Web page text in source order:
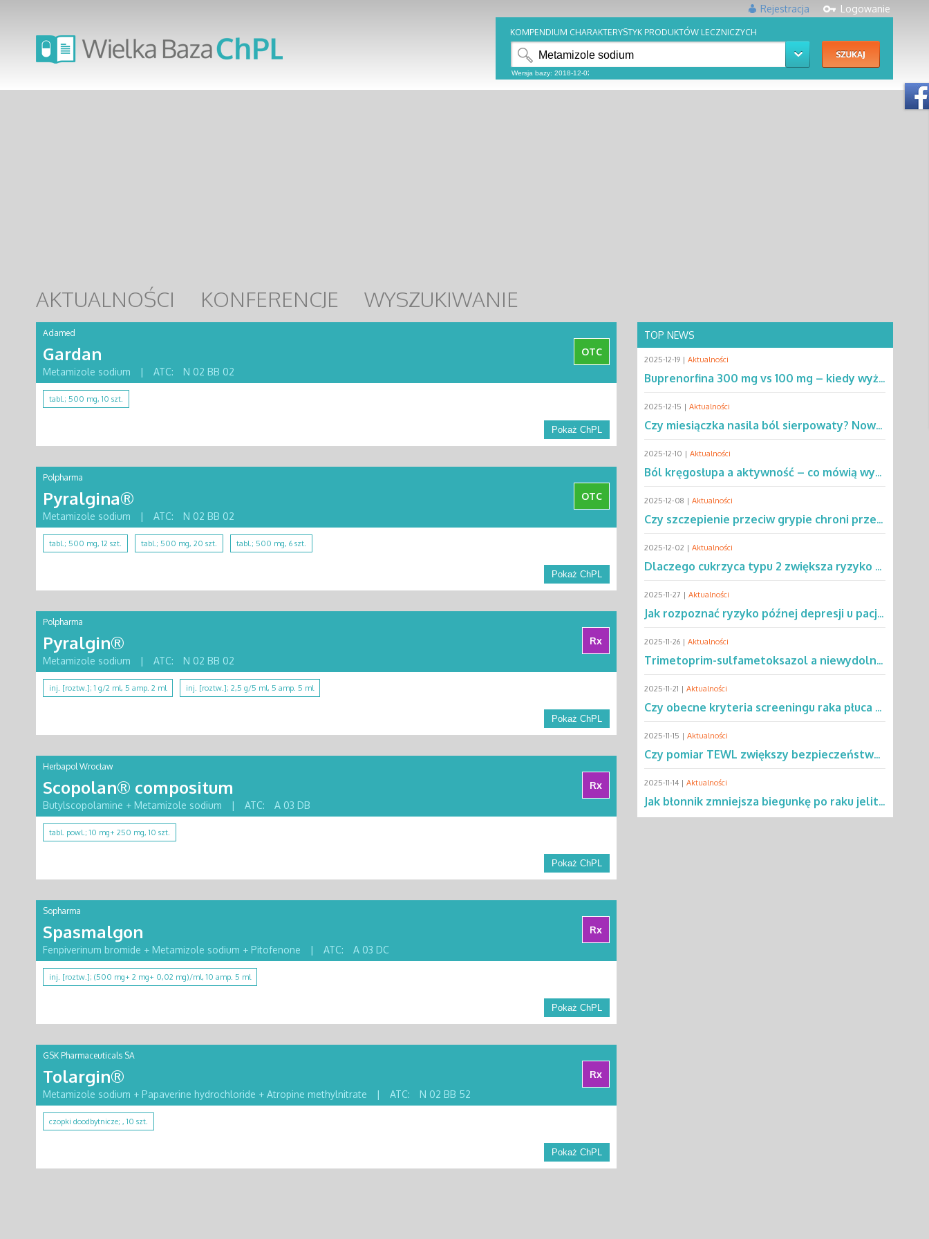
Logowanie
Rejestracja
KOMPENDIUM CHARAKTERYSTYK PRODUKTÓW LECZNICZYCH
AKTUALNOŚCI KONFERENCJE WYSZUKIWANIE
Adamed
Gardan
OTC
Metamizole sodium
| ATC: N 02 BB 02
tabl.; 500 mg, 10 szt.
Pokaż ChPL
Polpharma
Pyralgina®
OTC
Metamizole sodium
| ATC: N 02 BB 02
tabl.; 500 mg, 12 szt. tabl.; 500 mg, 20 szt. tabl.; 500 mg, 6 szt.
Pokaż ChPL
Polpharma
Pyralgin®
Rx
Metamizole sodium
| ATC: N 02 BB 02
inj. [roztw.]; 1 g/2 ml, 5 amp. 2 ml inj. [roztw.]; 2,5 g/5 ml, 5 amp. 5 ml
Pokaż ChPL
Herbapol Wrocław
Scopolan® compositum
Rx
Butylscopolamine + Metamizole sodium
| ATC: A 03 DB
tabl. powl.; 10 mg+ 250 mg, 10 szt.
Pokaż ChPL
Sopharma
Spasmalgon
Rx
Fenpiverinum bromide + Metamizole sodium + Pitofenone
| ATC: A 03 DC
inj. [roztw.]; (500 mg+ 2 mg+ 0,02 mg)/ml, 10 amp. 5 ml
Pokaż ChPL
GSK Pharmaceuticals SA
Tolargin®
Rx
Metamizole sodium + Papaverine hydrochloride + Atropine methylnitrate
| ATC: N 02 BB 52
czopki doodbytnicze; , 10 szt.
Pokaż ChPL
TOP NEWS
2025-12-19 | Aktualności
Buprenorfina 300 mg vs 100 mg – kiedy wyższa dawka ma przewagę? Sprawdź!
2025-12-15 | Aktualności
Czy miesiączka nasila ból sierpowaty? Nowe dane zmieniają podejście do SCD
2025-12-10 | Aktualności
Ból kręgosłupa a aktywność – co mówią wyniki rocznej obserwacji?
2025-12-08 | Aktualności
Czy szczepienie przeciw grypie chroni przed chorobą Parkinsona?
2025-12-02 | Aktualności
Dlaczego cukrzyca typu 2 zwiększa ryzyko gruźlicy? Poznaj mechanizmy
2025-11-27 | Aktualności
Jak rozpoznać ryzyko późnej depresji u pacjentów po leczeniu raka?
2025-11-26 | Aktualności
Trimetoprim-sulfametoksazol a niewydolność oddechowa – co mówią dane?
2025-11-21 | Aktualności
Czy obecne kryteria screeningu raka płuca wykluczają 2/3 pacjentów?
2025-11-15 | Aktualności
Czy pomiar TEWL zwiększy bezpieczeństwo testów alergicznych u dzieci?
2025-11-14 | Aktualności
Jak błonnik zmniejsza biegunkę po raku jelita grubego?